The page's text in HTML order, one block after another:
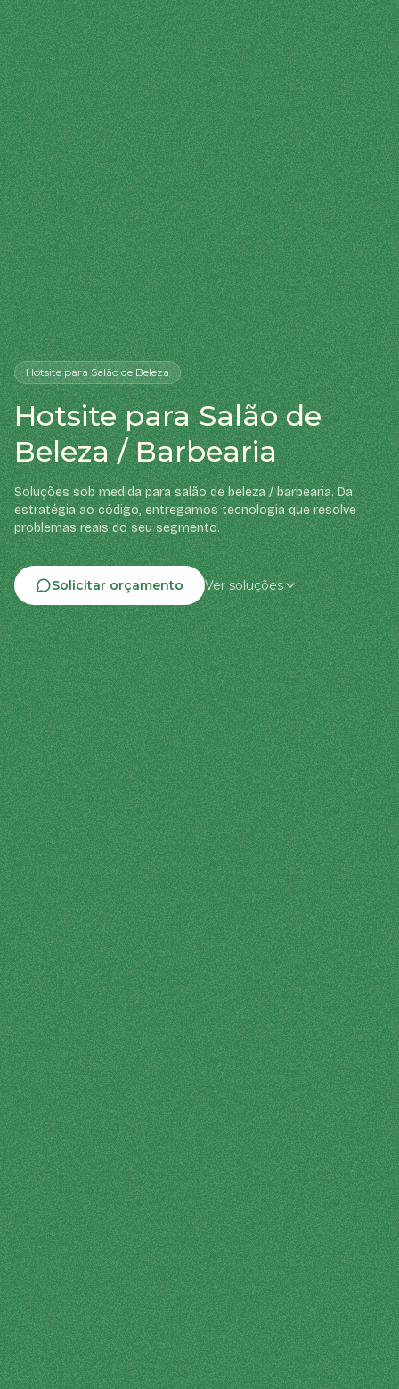
Hotsitepara Salão de Beleza
Hotsite para Salão de
Beleza / Barbearia
Soluções sob medida para salão de beleza / barbearia. Da
estratégia ao código, entregamos tecnologia que resolve
problemas reais do seu segmento.
Solicitar orçamento Ver soluções